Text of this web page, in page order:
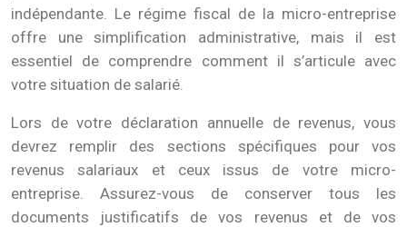
indépendante. Le régime fiscal de la micro-entreprise
offre une simplification administrative, mais il est
essentiel de comprendre comment il s’articule avec
votre situation de salarié.
Lors de votre déclaration annuelle de revenus, vous
devrez remplir des sections spécifiques pour vos
revenus salariaux et ceux issus de votre micro-
entreprise. Assurez-vous de conserver tous les
documents justificatifs de vos revenus et de vos